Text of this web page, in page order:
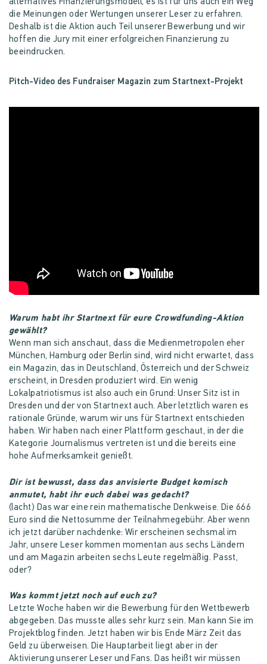
alternatives Finanzierungsmodell, es ist für uns auch ein Weg
die Meinungen oder Wertungen unserer Leser zu erfahren.
Deshalb ist die Aktion auch Teil unserer Bewerbung und wir
hoffen die Jury mit einer erfolgreichen Finanzierung zu
beeindrucken.
Pitch-Video des Fundraiser Magazin zum Startnext-Projekt
Warum habt ihr Startnext für eure Crowdfunding-Aktion
gewählt?
Wenn man sich anschaut, dass die Medienmetropolen eher
München, Hamburg oder Berlin sind, wird nicht erwartet, dass
ein Magazin, das in Deutschland, Österreich und der Schweiz
erscheint, in Dresden produziert wird. Ein wenig
Lokalpatriotismus ist also auch ein Grund: Unser Sitz ist in
Dresden und der von Startnext auch. Aber letztlich waren es
rationale Gründe, warum wir uns für Startnext entschieden
haben. Wir haben nach einer Plattform geschaut, in der die
Kategorie Journalismus vertreten ist und die bereits eine
hohe Aufmerksamkeit genießt.
Dir ist bewusst, dass das anvisierte Budget komisch
anmutet, habt ihr euch dabei was gedacht?
(lacht) Das war eine rein mathematische Denkweise. Die 666
Euro sind die Nettosumme der Teilnahmegebühr. Aber wenn
ich jetzt darüber nachdenke: Wir erscheinen sechsmal im
Jahr, unsere Leser kommen momentan aus sechs Ländern
und am Magazin arbeiten sechs Leute regelmäßig. Passt,
oder?
Was kommt jetzt noch auf euch zu?
Letzte Woche haben wir die Bewerbung für den Wettbewerb
abgegeben. Das musste alles sehr kurz sein. Man kann Sie im
Projektblog finden. Jetzt haben wir bis Ende März Zeit das
Geld zu überweisen. Die Hauptarbeit liegt aber in der
Aktivierung unserer Leser und Fans. Das heißt wir müssen